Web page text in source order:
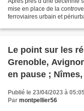
mise en place de la
ferroviaires urbain et
Le point sur les
Grenoble,
en pause ;
Publié le 23/04/2023 à
Par montpellier56